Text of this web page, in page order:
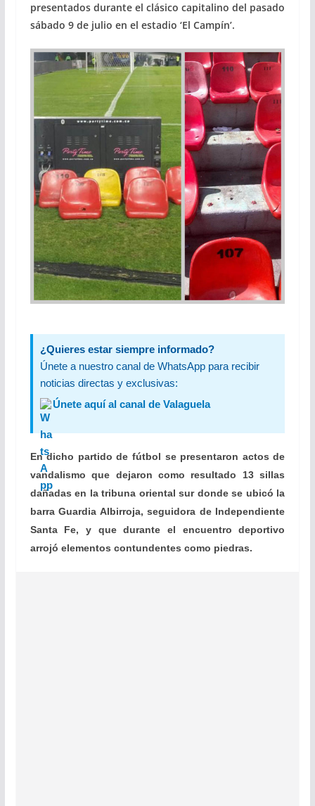
presentados durante el clásico capitalino del pasado
sábado 9 de julio en el estadio ‘El Campín’.
¿Quieres estar siempre informado?
Únete a nuestro canal de WhatsApp para recibir
noticias directas y exclusivas:
Únete aquí al canal de Valaguela
En dicho partido de fútbol se presentaron actos de
vandalismo que dejaron como resultado 13 sillas
dañadas en la tribuna oriental sur donde se ubicó la
barra Guardia Albirroja, seguidora de Independiente
Santa Fe, y que durante el encuentro deportivo
arrojó elementos contundentes como piedras.